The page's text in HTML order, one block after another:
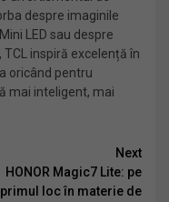
despre imaginile
LED sau despre
inspiră excelență în
oricând pentru
mai inteligent, mai
Next
HONOR Magic7 Lite: pe
primul loc în materie de